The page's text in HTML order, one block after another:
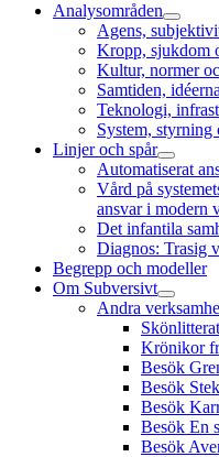
Analysområden
öppna
meny
Agens,
Kropp, sjukdom
Kultur, normer
Samtiden,
Teknologi,
System, styrning
Linjer och spår
öppna
meny
Automatiserat
Vård på
ansvar i modern
Det infantila
Diagnos: Trasig
Begrepp och modeller
Om Subversivt
öppna
meny
Andra
Krönikor
Besök
Besök
Besök
Besök En
Besök